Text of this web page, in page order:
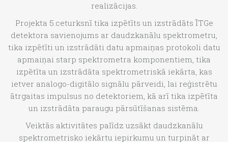
realizācijas.
Projekta 5.ceturksnī tika izpētīts un izstrādāts ĪTGe
detektora savienojums ar daudzkanālu spektrometru,
tika izpētīti un izstrādāti datu apmaiņas protokoli datu
apmaiņai starp spektrometra komponentiem, tika
izpētīta un izstrādāta spektrometriskā iekārta, kas
ietver analogo-digitālo signālu pārveidi, lai reģistrētu
ātrgaitas impulsus no detektoriem, kā arī tika izpētīta
un izstrādāta paraugu pārsūtīšanas sistēma.
Veiktās aktivitātes palīdz uzsākt daudzkanālu
spektrometrisko iekārtu iepirkumu un turpināt ar